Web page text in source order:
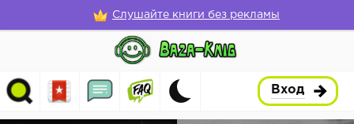
Слушайте книги без рекламы
Вход